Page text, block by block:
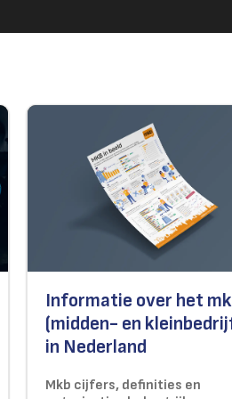
Informatie over het
(midden- en
in Nederland
Mkb cijfers, definities en